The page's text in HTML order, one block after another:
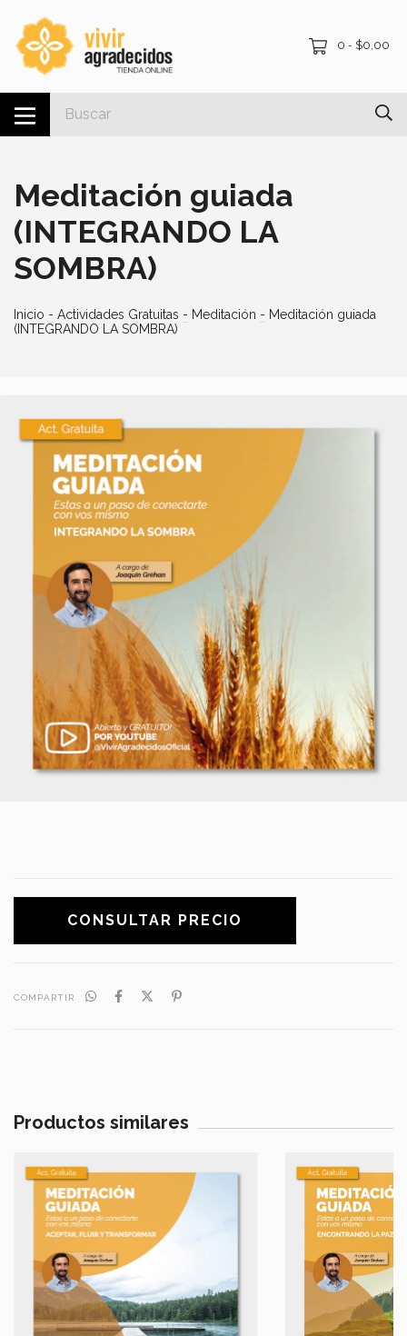
0 - $0,00
Meditación guiada
(INTEGRANDO LA
SOMBRA)
Inicio - Actividades Gratuitas - Meditación - Meditación guiada
(INTEGRANDO LA SOMBRA)
COMPARTIR
Productos similares